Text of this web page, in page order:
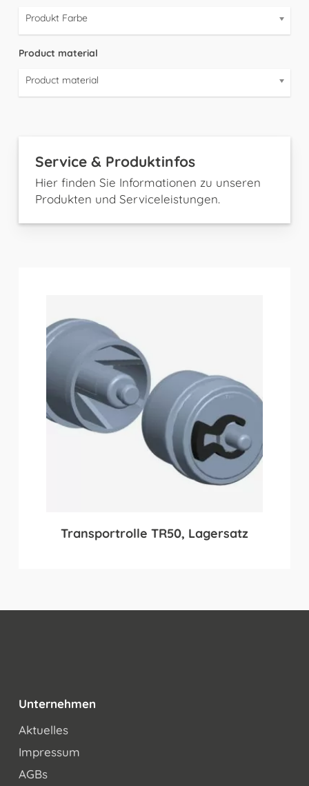
Produkt Farbe
Product material
Product material
Service & Produktinfos
Hier finden Sie Informationen zu unseren
Produkten und Serviceleistungen.
Transportrolle TR50, Lagersatz
Unternehmen
Aktuelles
Impressum
AGBs